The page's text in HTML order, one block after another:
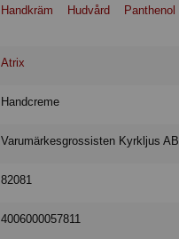
Handkräm Hudvård Panthenol
Atrix
Handcreme
Varumärkesgrossisten Kyrkljus AB
82081
4006000057811